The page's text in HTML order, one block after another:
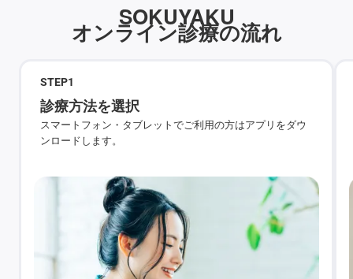
SOKUYAKU
オンライン診療の流れ
STEP1
診療方法を選択
スマートフォン・タブレットでご利用の方はアプリをダウ
ンロードします。